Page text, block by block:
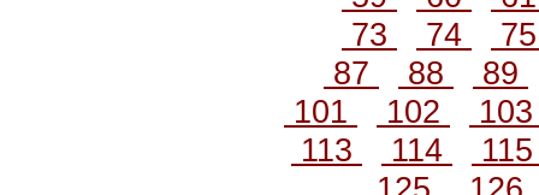
73
74
87
88
89
101
102
113
114